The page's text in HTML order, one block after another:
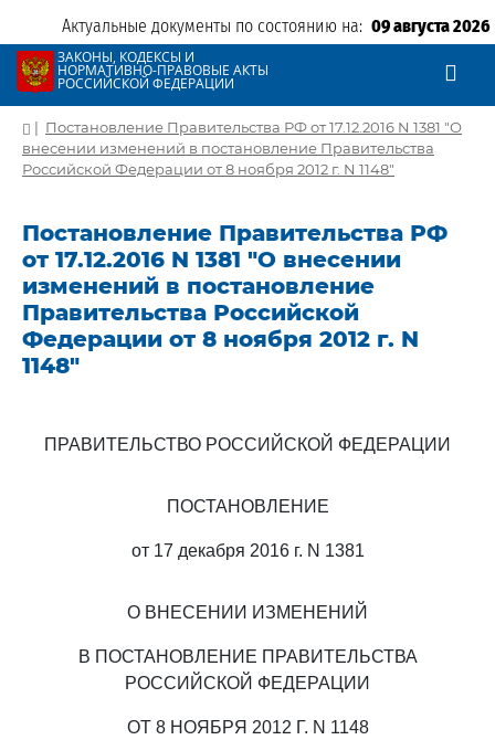
Актуальные документы по состоянию на: 09 августа 2026
ЗАКОНЫ, КОДЕКСЫ И
НОРМАТИВНО-ПРАВОВЫЕ АКТЫ
РОССИЙСКОЙ ФЕДЕРАЦИИ
| Постановление Правительства РФ от 17.12.2016 N 1381 "О
внесении изменений в постановление Правительства
Российской Федерации от 8 ноября 2012 г. N 1148"
Постановление Правительства РФ
от 17.12.2016 N 1381 "О внесении
изменений в постановление
Правительства Российской
Федерации от 8 ноября 2012 г. N
1148"
ПРАВИТЕЛЬСТВО РОССИЙСКОЙ ФЕДЕРАЦИИ
ПОСТАНОВЛЕНИЕ
от 17 декабря 2016 г. N 1381
О ВНЕСЕНИИ ИЗМЕНЕНИЙ
В ПОСТАНОВЛЕНИЕ ПРАВИТЕЛЬСТВА
РОССИЙСКОЙ ФЕДЕРАЦИИ
ОТ 8 НОЯБРЯ 2012 Г. N 1148